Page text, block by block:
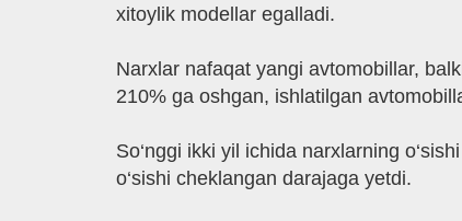
xitoylik modellar egalladi.
Narxlar nafaqat yangi avtomobillar,
210% ga oshgan, ishlatilgan
So‘nggi ikki yil ichida narxlarning
o‘sishi cheklangan darajaga yetdi.